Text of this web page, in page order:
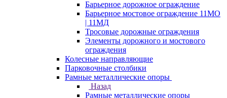
Барьерное дорожное ограждение
Барьерное мостовое ограждение 11МО
| 11МД
Тросовые дорожные ограждения
Элементы дорожного и мостового
ограждения
Колесные направляющие
Парковочные столбики
Рамные металлические опоры
Назад
Рамные металлические опоры